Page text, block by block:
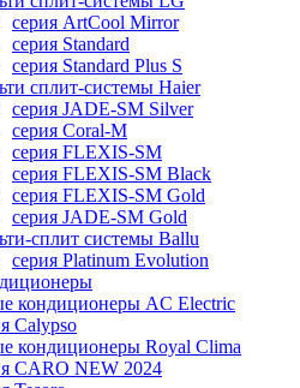
серия ArtCool Mirror
серия Standard
серия Standard Plus S
сплит-системы Haier
серия JADE-SM Silver
серия Coral-M
серия FLEXIS-SM
серия FLEXIS-SM Black
серия FLEXIS-SM Gold
серия JADE-SM Gold
сплит системы Ballu
серия Platinum Evolution
кондиционеры AC Electric
Calypso
кондиционеры Royal Clima
CARO NEW 2024